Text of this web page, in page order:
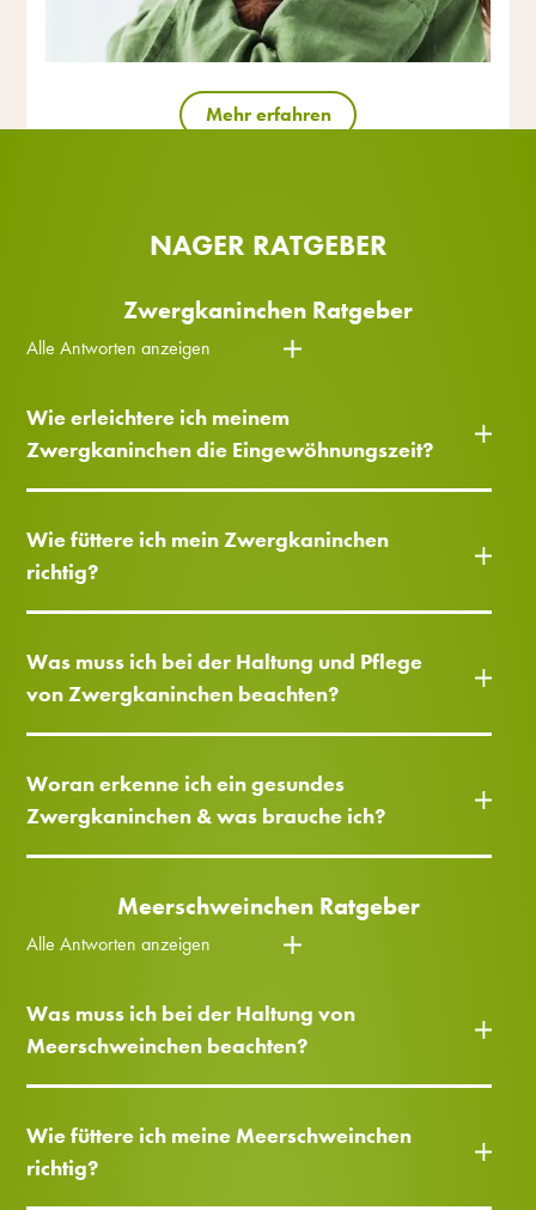
Mehr erfahren
NAGER RATGEBER
Zwergkaninchen Ratgeber
Alle Antworten anzeigen
Wie erleichtere ich meinem
Zwergkaninchen die Eingewöhnungszeit?
Wie füttere ich mein Zwergkaninchen
richtig?
Was muss ich bei der Haltung und Pflege
von Zwergkaninchen beachten?
Woran erkenne ich ein gesundes
Zwergkaninchen & was brauche ich?
Meerschweinchen Ratgeber
Alle Antworten anzeigen
Was muss ich bei der Haltung von
Meerschweinchen beachten?
Wie füttere ich meine Meerschweinchen
richtig?